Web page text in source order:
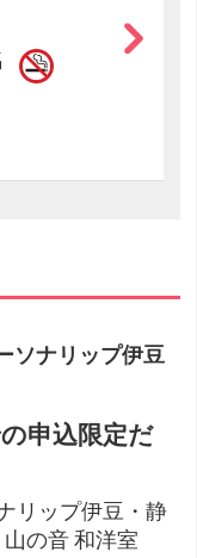
ソナリップ伊豆
申込限定だ
リップ伊豆・静
の音 和洋室